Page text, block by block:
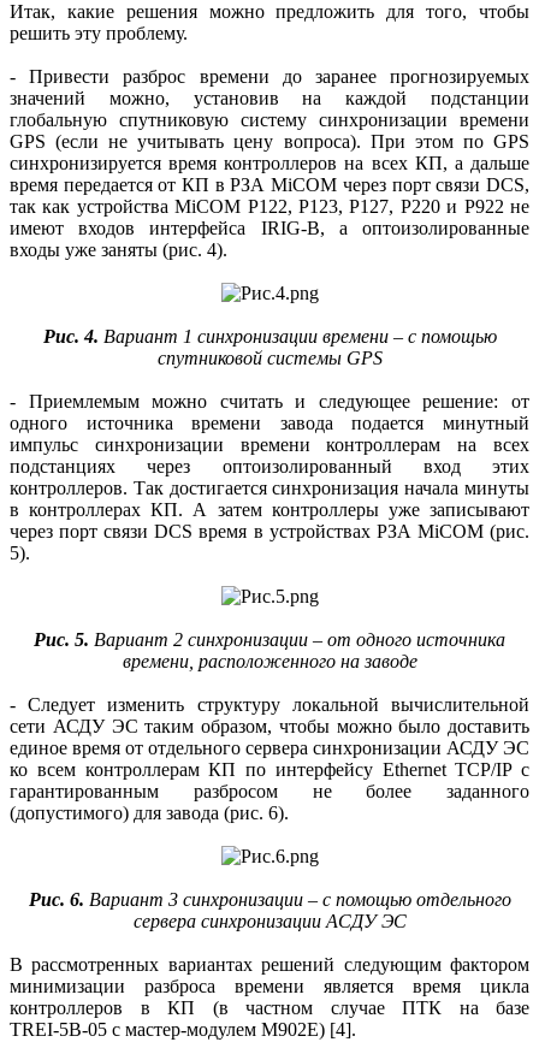
Итак, какие решения можно предложить для того, чтобы
решить эту проблему.
- Привести разброс времени до заранее прогнозируемых
значений можно, установив на каждой подстанции
глобальную спутниковую систему синхронизации времени
GPS (если не учитывать цену вопроса). При этом по GPS
синхронизируется время контроллеров на всех КП, а дальше
время передается от КП в РЗА MiCOM через порт связи DCS,
так как устройства MiCOM P122, P123, P127, P220 и P922 не
имеют входов интерфейса IRIG-B, а оптоизолированные
входы уже заняты (рис. 4).
Рис. 4. Вариант 1 синхронизации времени – с помощью
спутниковой системы GPS
- Приемлемым можно считать и следующее решение: от
одного источника времени завода подается минутный
импульс синхронизации времени контроллерам на всех
подстанциях через оптоизолированный вход этих
контроллеров. Так достигается синхронизация начала минуты
в контроллерах КП. А затем контроллеры уже записывают
через порт связи DCS время в устройствах РЗА MiCOM (рис.
5).
Рис. 5. Вариант 2 синхронизации – от одного источника
времени, расположенного на заводе
- Следует изменить структуру локальной вычислительной
сети АСДУ ЭС таким образом, чтобы можно было доставить
единое время от отдельного сервера синхронизации АСДУ ЭС
ко всем конт­роллерам КП по интерфейсу Ethernet TCP/IP с
гарантированным разбросом не более заданного
(допустимого) для завода (рис. 6).
Рис. 6. Вариант 3 синхронизации – с помощью отдельного
сервера синхронизации АСДУ ЭС
В рассмотренных вариантах решений следующим фактором
минимизации разброса времени является время цикла
контроллеров в КП (в частном случае ПТК на базе
TREI‑5B‑05 c мастер-модулем M902E) [4].